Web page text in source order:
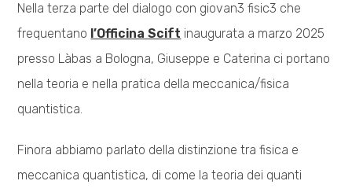
Nella terza parte del dialogo con giovan3 fisic3 che
frequentano l’Officina Scift inaugurata a marzo 2025
presso Làbas a Bologna, Giuseppe e Caterina ci portano
nella teoria e nella pratica della meccanica/fisica
quantistica.
Finora abbiamo parlato della distinzione tra fisica e
meccanica quantistica, di come la teoria dei quanti